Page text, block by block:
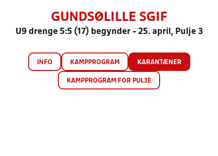
GUNDSØLILLE SGIF
U9 drenge 5:5 (17) begynder - 25. april, Pulje 3
INFO KAMPPROGRAM KARANTÆNER
KAMPPROGRAM FOR PULJE